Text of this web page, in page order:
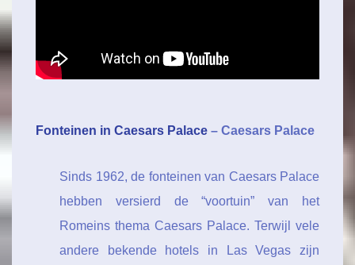
Fonteinen in Caesars Palace – Caesars Palace
Sinds 1962, de fonteinen van Caesars Palace
hebben versierd de “voortuin” van het
Romeins thema Caesars Palace. Terwijl vele
andere bekende hotels in Las Vegas zijn